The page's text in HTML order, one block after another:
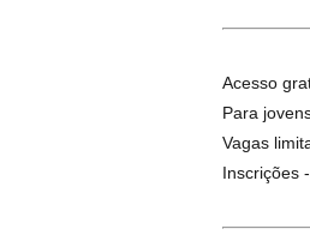
Acesso
Para
Vagas
Inscrições